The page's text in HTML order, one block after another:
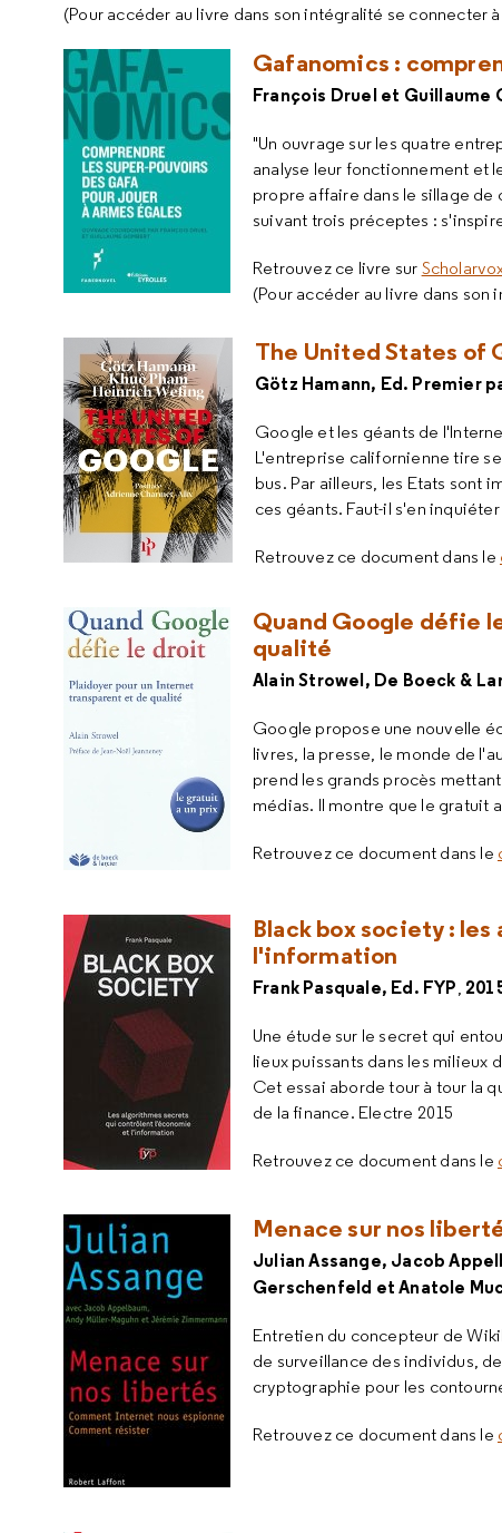
(Pour accéder au livre dans son intégralité se connecter à
Gafanomics :
François Druel et Guillaume
"Un ouvrage sur les quatre
analyse leur fonctionnement et
propre affaire dans le sillage de
suivant trois préceptes :
Retrouvez ce livre sur
(Pour accéder au livre dans son
The United States of
Götz Hamann, Ed. Premier
Google et les géants de
L'entreprise californienne tire
bus. Par ailleurs, les Etats sont
ces géants. Faut-il s'en
Retrouvez ce document dans le
Quand Google défie
qualité
Alain Strowel, De Boeck &
Google propose une nouvelle
livres, la presse, le monde de
prend les grands procès
médias. Il montre que le gratuit
Retrouvez ce document dans le
Black box society :
l'information
Frank Pasquale, Ed. FYP,
Une étude sur le secret qui
lieux puissants dans les
Cet essai aborde tour à tour la
de la finance. Electre 2015
Retrouvez ce document dans le
Menace sur nos
Julian Assange, Jacob
Gerschenfeld et Anatole
Entretien du concepteur de
de surveillance des individus,
cryptographie pour les
Retrouvez ce document dans le